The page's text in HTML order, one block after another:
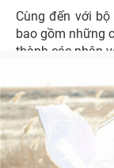
Cùng đến với
bao gồm những
thành các nhân